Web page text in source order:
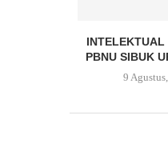
INTELEKTUAL
PBNU SIBUK
9